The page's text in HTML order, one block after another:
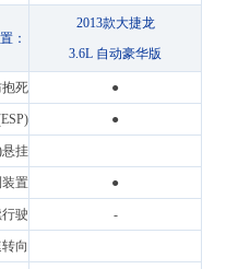
：
2013款大捷龙
3.6L 自动豪华版
死 ●
●
挂
置 ●
驶 -
向